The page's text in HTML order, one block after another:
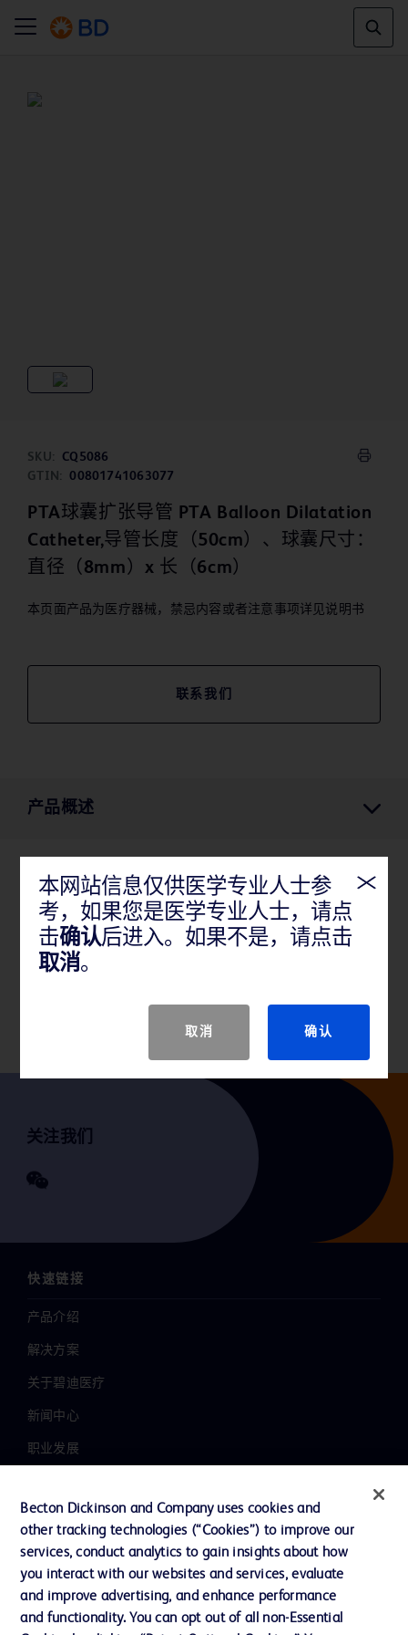
SKU:
CQ5086
GTIN:
00801741063077
PTA球囊扩张导管 PTA Balloon Dilatation
Catheter,导管长度（50cm）、球囊尺寸：
直径（8mm）x 长（6cm）
本页面产品为医疗器械，禁忌内容或者注意事项详见说明书
联系我们
产品概述
产品概述
推荐用于股动脉、髂动脉、和肾动脉的经皮腔内血管
成形术治疗先天或后天动静脉透析瘘阻塞病变。还推
荐本器械用于外周血管覆膜支架的后扩张。该导管不
关注我们
快速链接
产品介绍
解决方案
关于碧迪医疗
新闻中心
职业发展
主动召回
联系我们
Cookie 政策
本网站信息仅供医学专业人士参
考，如果您是医学专业人士，请点
击确认后进入。如果不是，请点击
取消。
取消 确认
Becton Dickinson and Company uses cookies and
other tracking technologies (“Cookies”) to improve our
services, conduct analytics to gain insights about how
you interact with our websites and services, evaluate
and improve advertising, and enhance performance
and functionality. You can opt out of all non-Essential